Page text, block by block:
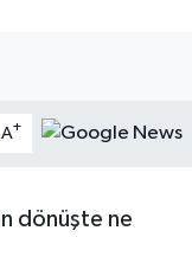
A+
dönüşte ne